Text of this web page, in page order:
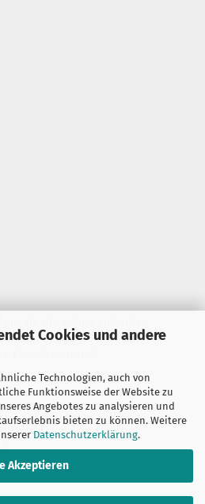
Cookies und andere
Technologien, auch von
Funktionsweise der Website zu
Angebotes zu analysieren und
bieten zu können. Weitere
Datenschutzerklärung.
Akzeptieren
von Diamond FX, Fusion
Künstlermaterial.